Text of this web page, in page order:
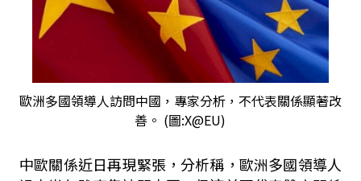
歐洲多國領導人訪問中國，專家分析，不代表關係顯著改
善。 (圖:X@EU)
中歐關係近日再現緊張，分析稱，歐洲多國領導人